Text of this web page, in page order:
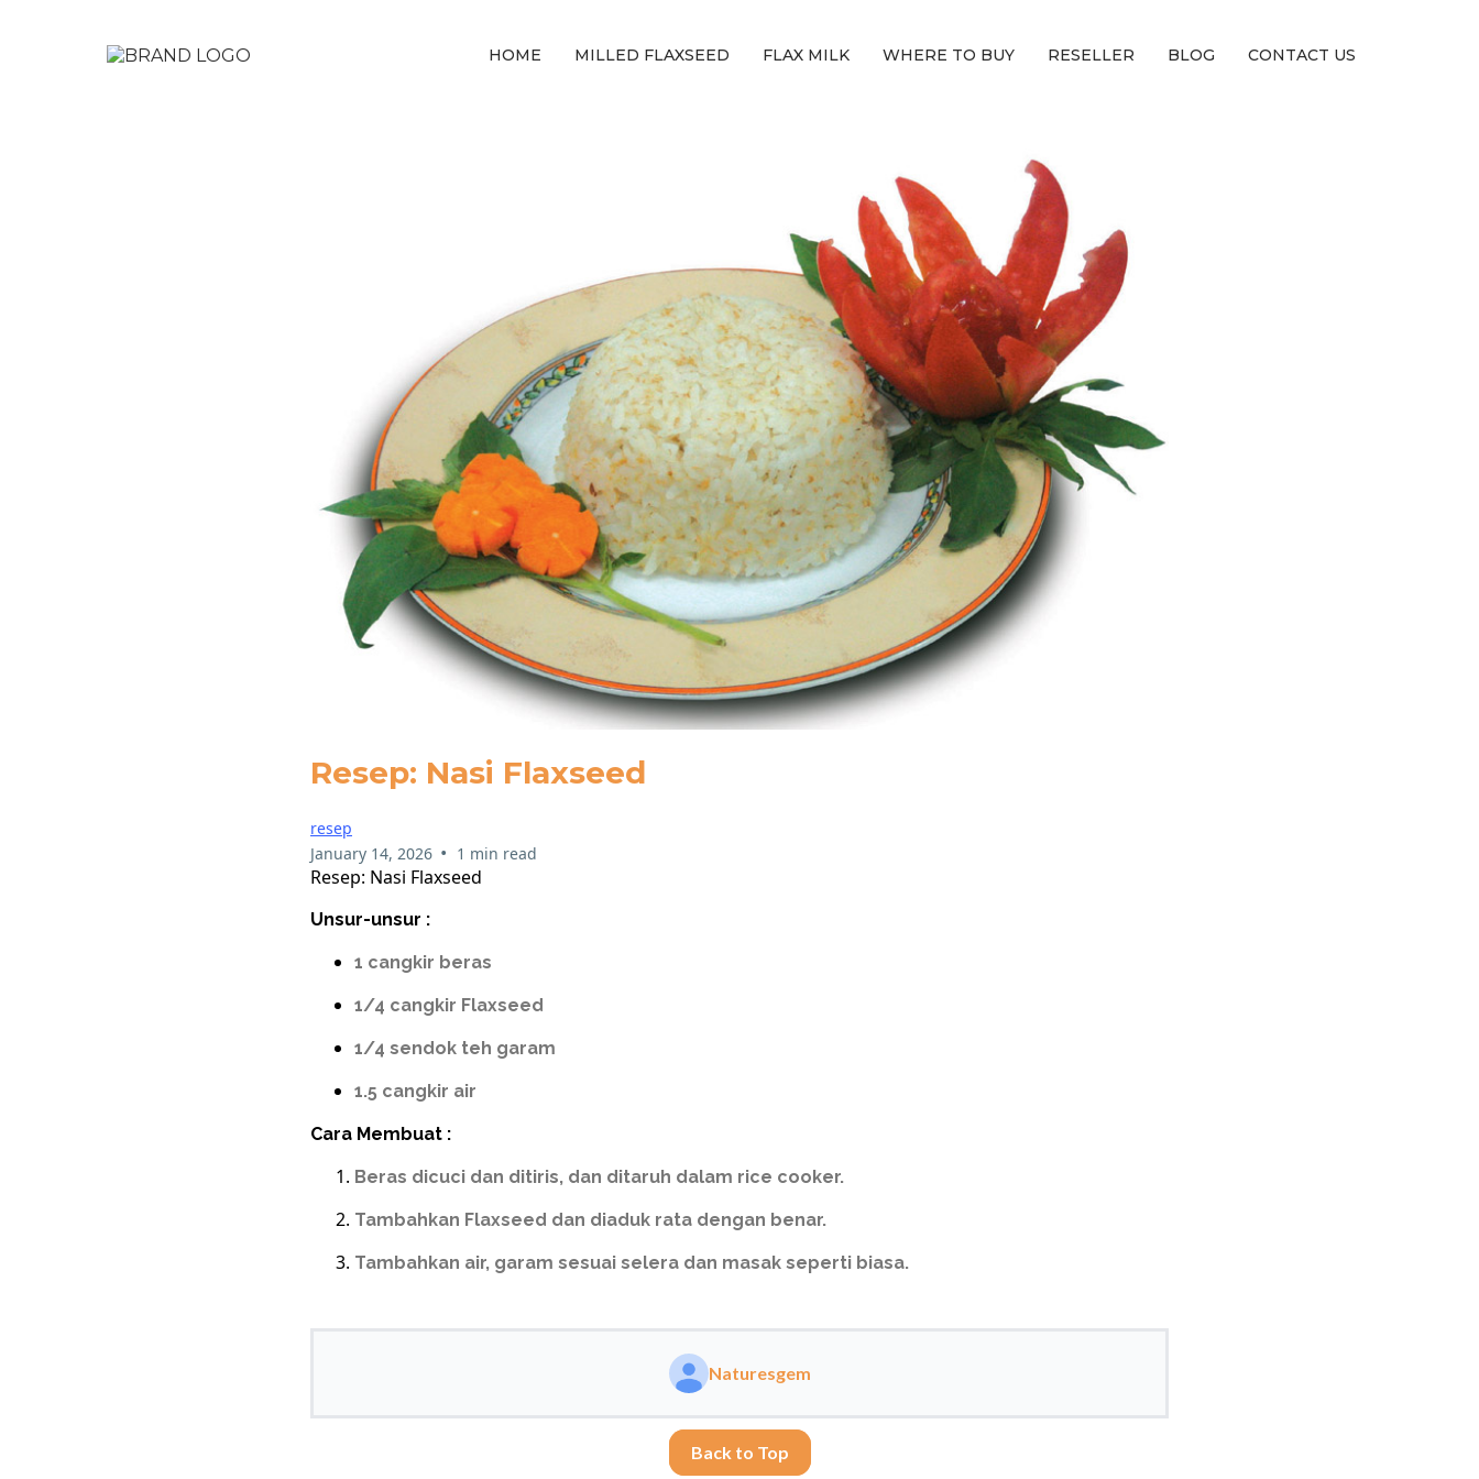
HOME MILLED FLAXSEED FLAX MILK WHERE TO BUY RESELLER BLOG CONTACT US
Resep: Nasi Flaxseed
resep
January 14, 2026 • 1 min read
Resep: Nasi Flaxseed
Unsur-unsur :
1 cangkir beras
1/4 cangkir Flaxseed
1/4 sendok teh garam
1.5 cangkir air
Cara Membuat :
Beras dicuci dan ditiris, dan ditaruh dalam rice cooker.
Tambahkan Flaxseed dan diaduk rata dengan benar.
Tambahkan air, garam sesuai selera dan masak seperti biasa.
Naturesgem
Back to Top